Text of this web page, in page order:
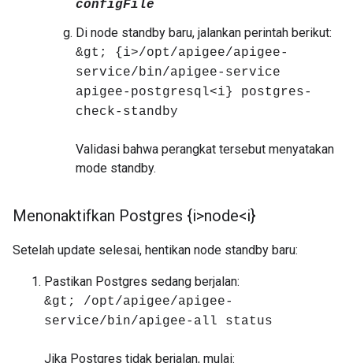
configFile
Di node standby baru, jalankan perintah berikut:
&gt; {i>/opt/apigee/apigee-
service/bin/apigee-service
apigee-postgresql<i} postgres-
check-standby
Validasi bahwa perangkat tersebut menyatakan
mode standby.
Menonaktifkan Postgres {i>node<i}
Setelah update selesai, hentikan node standby baru:
Pastikan Postgres sedang berjalan:
&gt; /opt/apigee/apigee-
service/bin/apigee-all status
Jika Postgres tidak berjalan, mulai: